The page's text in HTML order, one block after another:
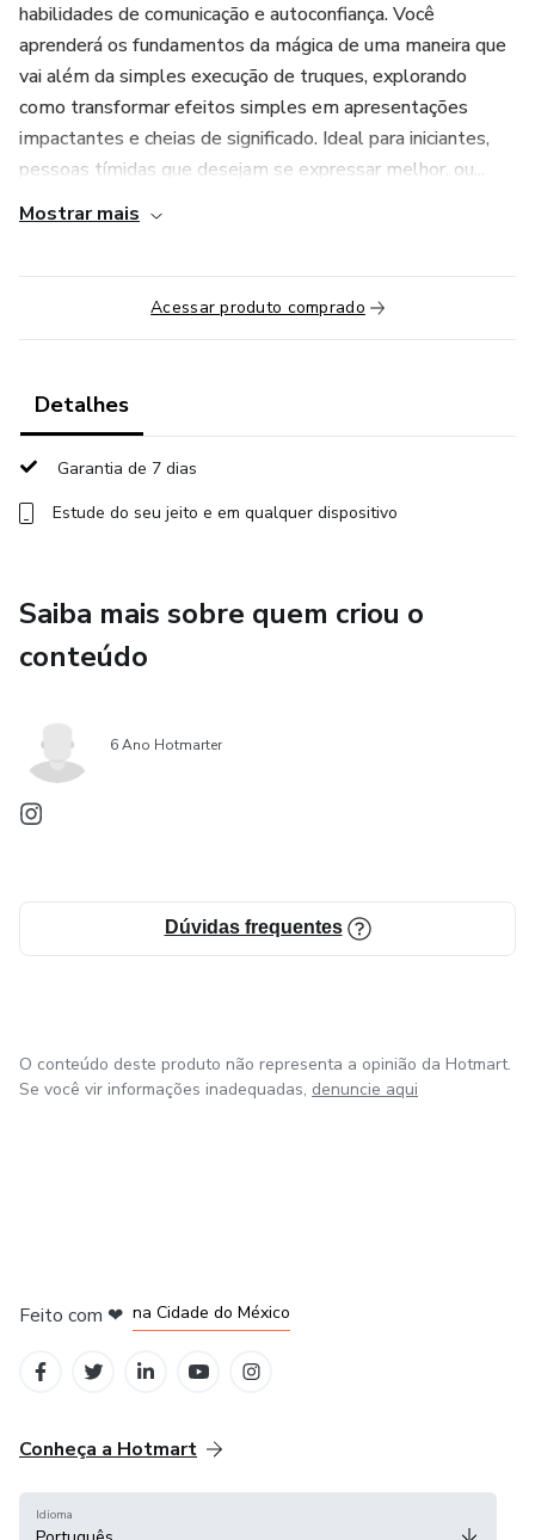
habilidades de comunicação e autoconfiança. Você
aprenderá os fundamentos da mágica de uma maneira que
vai além da simples execução de truques, explorando
como transformar efeitos simples em apresentações
impactantes e cheias de significado. Ideal para iniciantes,
pessoas tímidas que desejam se expressar melhor, ou...
Mostrar mais
Acessar produto comprado
Detalhes
Garantia de 7 dias
Estude do seu jeito e em qualquer dispositivo
Saiba mais sobre quem criou o
conteúdo
6 Ano Hotmarter
Dúvidas frequentes
O conteúdo deste produto não representa a opinião da Hotmart.
Se você vir informações inadequadas, denuncie aqui
Feito com ❤ na Cidade do México
Conheça a Hotmart
Idioma